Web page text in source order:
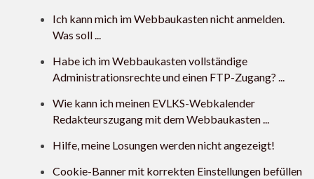
Ich kann mich im Webbaukasten nicht anmelden.
Was soll ...
Habe ich im Webbaukasten vollständige
Administrationsrechte und einen FTP-Zugang? ...
Wie kann ich meinen EVLKS-Webkalender
Redakteurszugang mit dem Webbaukasten ...
Hilfe, meine Losungen werden nicht angezeigt!
Cookie-Banner mit korrekten Einstellungen befüllen